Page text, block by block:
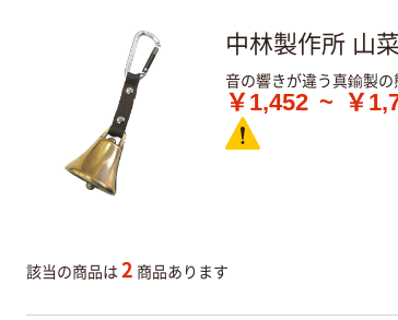
中林製作所 山
音の響きが違う真鍮製の
￥1,452 ~ ￥
該当の商品は 2 商品あります